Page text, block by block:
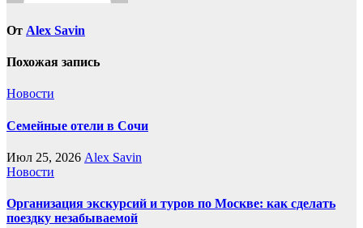
От Alex Savin
Похожая запись
Новости
Семейные отели в Сочи
Июл 25, 2026 Alex Savin
Новости
Организация экскурсий и туров по Москве: как сделать
поездку незабываемой